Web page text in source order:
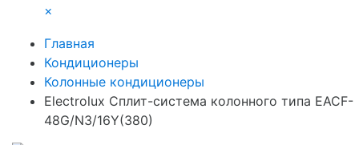
×
Главная
Кондиционеры
Колонные кондиционеры
Electrolux Сплит-система колонного типа EACF-
48G/N3/16Y(380)